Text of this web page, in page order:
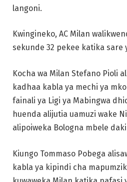
langoni.
Kwingineko, AC Milan
sekunde 32 pekee katika sare
Kocha wa Milan Stefano Pioli
kadhaa kabla ya mechi ya
fainali ya Ligi ya Mabingwa
huenda alijutia uamuzi wake
alipoiweka Bologna mbele
Kiungo Tommaso Pobega
kabla ya kipindi cha